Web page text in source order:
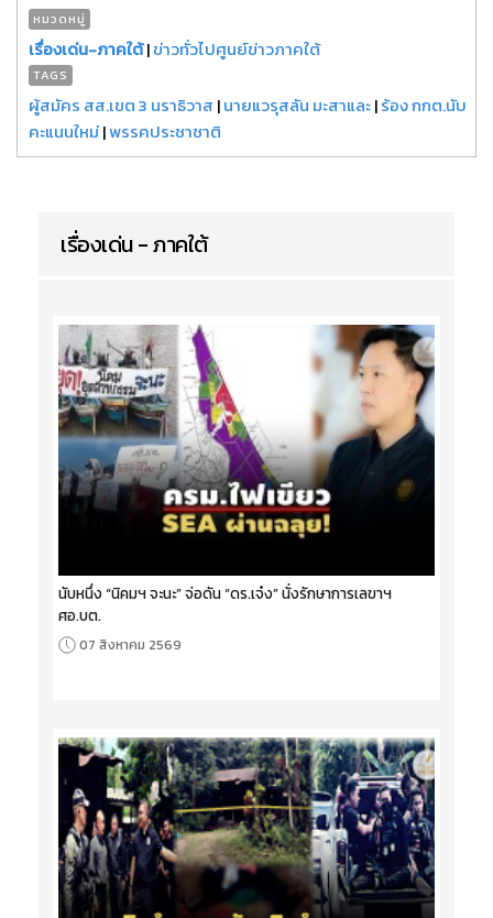
หมวดหมู่
เรื่องเด่น-ภาคใต้|ข่าวทั่วไปศูนย์ข่าวภาคใต้
TAGS
ผู้สมัคร สส.เขต 3 นราธิวาส |นายแวรุสลัน มะสาและ|ร้อง กกต.นับ
คะแนนใหม่|พรรคประชาชาติ
เรื่องเด่น - ภาคใต้
นับหนึ่ง “นิคมฯ จะนะ” จ่อดัน “ดร.เจ๋ง” นั่งรักษาการเลขาฯ
ศอ.บต.
07 สิงหาคม 2569